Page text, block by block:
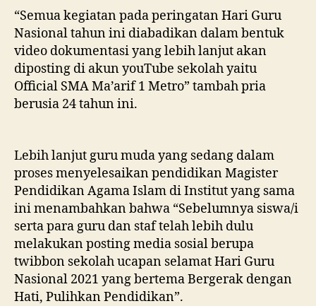
“Semua kegiatan pada peringatan Hari Guru
Nasional tahun ini diabadikan dalam bentuk
video dokumentasi yang lebih lanjut akan
diposting di akun youTube sekolah yaitu
Official SMA Ma’arif 1 Metro” tambah pria
berusia 24 tahun ini.
Lebih lanjut guru muda yang sedang dalam
proses menyelesaikan pendidikan Magister
Pendidikan Agama Islam di Institut yang sama
ini menambahkan bahwa “Sebelumnya siswa/i
serta para guru dan staf telah lebih dulu
melakukan posting media sosial berupa
twibbon sekolah ucapan selamat Hari Guru
Nasional 2021 yang bertema Bergerak dengan
Hati, Pulihkan Pendidikan”.